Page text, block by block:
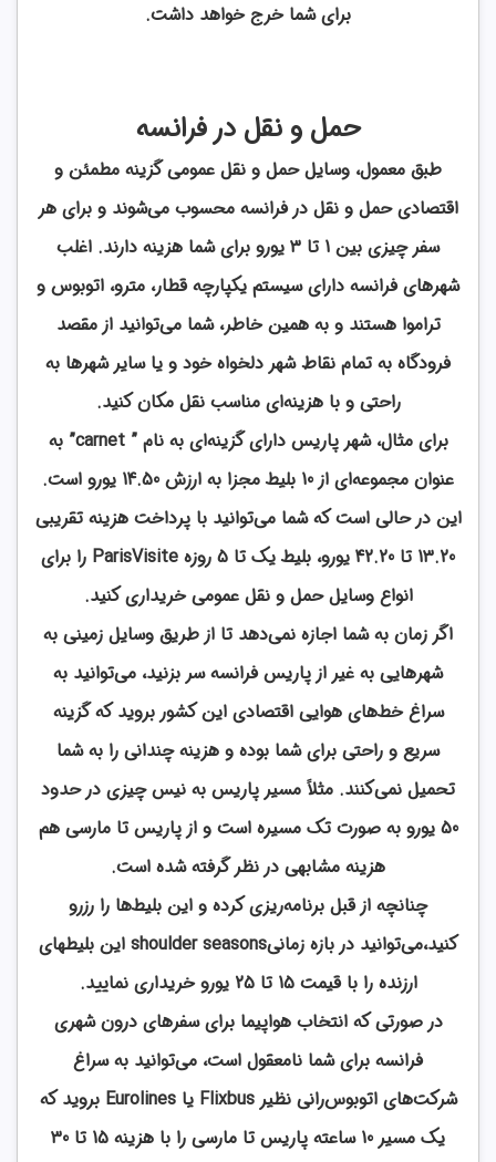
برای شما خرج خواهد داشت.
حمل و نقل در فرانسه
طبق معمول، وسایل حمل و نقل عمومی گزینه مطمئن و
اقتصادی حمل و نقل در فرانسه محسوب می‌شوند و برای هر
سفر چیزی بین 1 تا 3 یورو برای شما هزینه دارند. اغلب
شهرهای فرانسه دارای سیستم یکپارچه قطار، مترو، اتوبوس و
تراموا هستند و به همین خاطر، شما می‌توانید از مقصد
فرودگاه به تمام نقاط شهر دلخواه خود و یا سایر شهرها به
راحتی و با هزینه‌ای مناسب نقل مکان کنید.
برای مثال، شهر پاریس دارای گزینه‌ای به نام ” carnet” به
عنوان مجموعه‌ای از 10 بلیط مجزا به ارزش 14.50 یورو است.
این در حالی است که شما می‌توانید با پرداخت هزینه تقریبی
13.20 تا 42.20 یورو، بلیط یک تا 5 روزه ParisVisite را برای
انواع وسایل حمل و نقل عمومی خریداری کنید.
اگر زمان به شما اجازه نمی‌دهد تا از طریق وسایل زمینی به
شهرهایی به غیر از پاریس فرانسه سر بزنید، می‌توانید به
سراغ خط‌های هوایی اقتصادی این کشور بروید که گزینه
سریع و راحتی برای شما بوده و هزینه چندانی را به شما
تحمیل نمی‌کنند. مثلاً مسیر پاریس به نیس چیزی در حدود
50 یورو به صورت تک مسیره است و از پاریس تا مارسی هم
هزینه مشابهی در نظر گرفته شده است.
چنانچه از قبل برنامه‌ریزی کرده و این بلیط‌ها را رزرو
کنید،می‌توانید در بازه زمانیshoulder seasons این بلیطهای
ارزنده را با قیمت 15 تا 25 یورو خریداری نمایید.
در صورتی که انتخاب هواپیما برای سفرهای درون شهری
فرانسه برای شما نامعقول است، می‌توانید به سراغ
شرکت‌های اتوبوس‌رانی نظیر Flixbus یا Eurolines بروید که
یک مسیر 10 ساعته پاریس تا مارسی را با هزینه 15 تا 30